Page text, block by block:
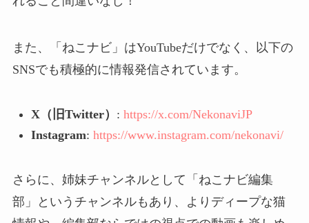
また、「ねこナビ」はYouTubeだけでなく、以下の
SNSでも積極的に情報発信されています。
X（旧Twitter） : https://x.com/NekonaviJP
Instagram: https://www.instagram.com/nekonavi/
さらに、姉妹チャンネルとして「ねこナビ編集
部」というチャンネルもあり、よりディープな猫